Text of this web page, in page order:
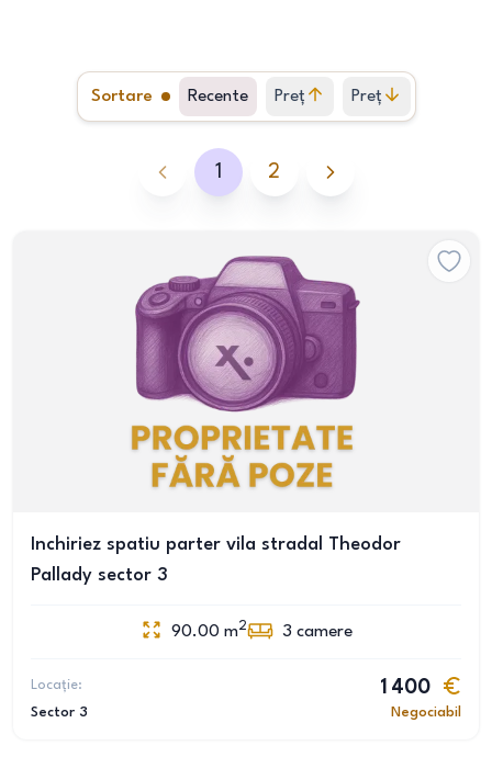
Sortare Recente Preț
crescător
Preț
descrescător
1 2
Inchiriez spatiu parter vila stradal Theodor
Pallady sector 3
90.00 m2 3 camere
Locație:
Sector 3
1 400
Negociabil